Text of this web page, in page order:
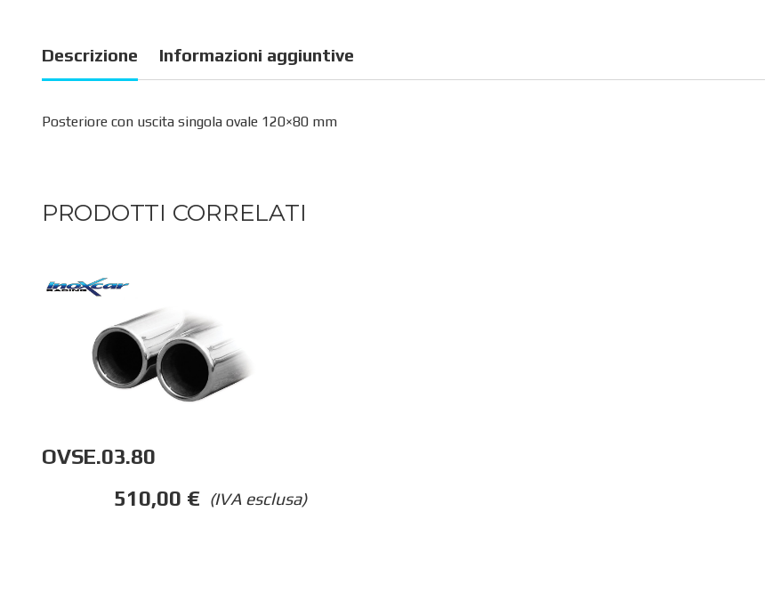
Descrizione Informazioni aggiuntive
Posteriore con uscita singola ovale 120×80 mm
PRODOTTI CORRELATI
OVSE.03.80
(IVA esclusa)
510,00 €